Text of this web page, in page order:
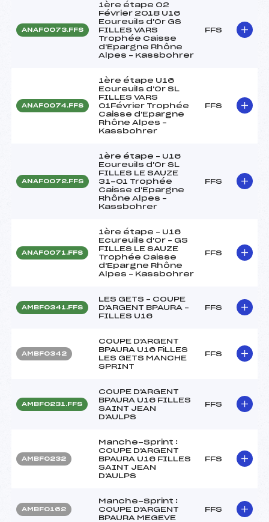
ANAF0073.FFS
1ère étape 02
Février 2018 U16
Ecureuils d'Or GS
FILLES VARS
Trophée Caisse
d'Epargne Rhône
Alpes – Kassbohrer
FFS
ANAF0074.FFS
1ère étape U16
Ecureuils d'Or SL
FILLES VARS
01Février Trophée
Caisse d'Epargne
Rhône Alpes –
Kassbohrer
FFS
ANAF0072.FFS
1ère étape – U16
Ecureuils d'Or SL
FILLES LE SAUZE
31-01 Trophée
Caisse d'Epargne
Rhône Alpes –
Kassbohrer
FFS
ANAF0071.FFS
1ère étape – U16
Ecureuils d'Or – GS
FILLES LE SAUZE
Trophée Caisse
d'Epargne Rhône
Alpes – Kassbohrer
FFS
AMBF0341.FFS
LES GETS – COUPE
D'ARGENT BPAURA –
FILLES U16
FFS
AMBF0342
COUPE D'ARGENT
BPAURA U16 FiLLES
LES GETS MANCHE
SPRINT
FFS
AMBF0231.FFS
COUPE D'ARGENT
BPAURA U16 FILLES
SAINT JEAN
D'AULPS
FFS
AMBF0232
Manche-Sprint :
COUPE D'ARGENT
BPAURA U16 FILLES
SAINT JEAN
D'AULPS
FFS
AMBF0162
Manche-Sprint :
COUPE D'ARGENT
BPAURA MEGEVE
FFS